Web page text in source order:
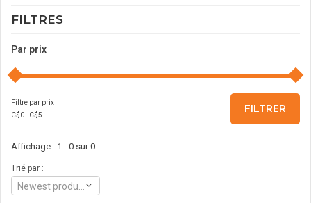
FILTRES
Par prix
Filtre par prix
C$0- C$5
FILTRER
Affichage 1 - 0 sur 0
Trié par :